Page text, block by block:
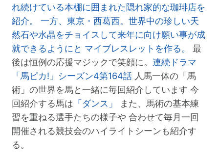
れ続けている本棚に囲まれた隠れ家的な珈琲店を
紹介。
一方、東京・西葛西。世界中の珍しい天
然石や水晶をチョイスして来年に向け願い事が成
就できるようにと マイブレスレットを作る。
最
後は恒例の応援マジックで笑顔に。 連続ドラマ
「馬ピカ!」シーズン4第164話 人馬一体の「馬
術」の世界を馬と一緒に毎回紹介しています 今
回紹介する馬は 「ダンス」
また、馬術の基本練
習を重ねる選手たちの様子や 合わせて毎月一回
開催される競技会のハイライトシーンも紹介す
る。